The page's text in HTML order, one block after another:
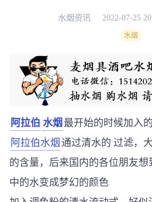
水烟资讯 2022-07-25
水烟
阿拉伯 水烟 最开始的时候加入
阿拉伯水烟 通过清水的 过滤，
的含量，后来国内的各位朋友
中的水变成梦幻的颜色